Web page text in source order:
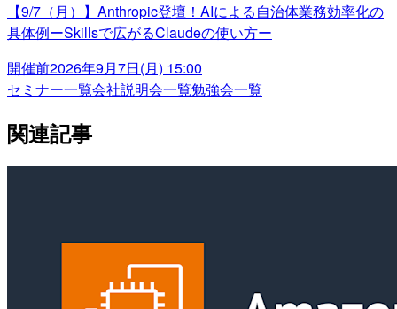
【9/7（月）】Anthropic登壇！AIによる自治体業務効率化の
具体例ーSkillsで広がるClaudeの使い方ー
開催前2026年9月7日(月) 15:00
セミナー一覧会社説明会一覧勉強会一覧
関連記事